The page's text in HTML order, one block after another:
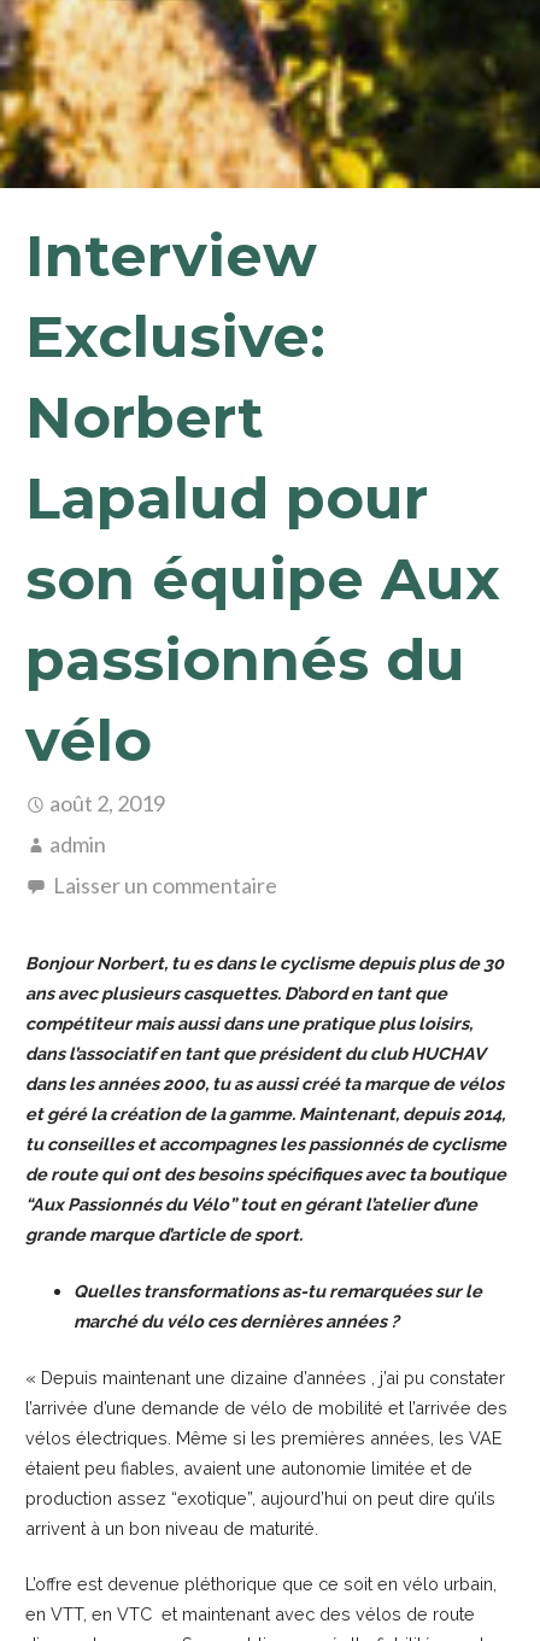
Interview
Exclusive:
Norbert
Lapalud pour
son équipe Aux
passionnés du
vélo
août 2, 2019
admin
Laisser un commentaire
Bonjour Norbert, tu es dans le cyclisme depuis plus de 30
ans avec plusieurs casquettes. D’abord en tant que
compétiteur mais aussi dans une pratique plus loisirs,
dans l’associatif en tant que président du club HUCHAV
dans les années 2000, tu as aussi créé ta marque de vélos
et géré la création de la gamme. Maintenant, depuis 2014,
tu conseilles et accompagnes les passionnés de cyclisme
de route qui ont des besoins spécifiques avec ta boutique
“Aux Passionnés du Vélo” tout en gérant l’atelier d’une
grande marque d’article de sport.
Quelles transformations as-tu remarquées sur le
marché du vélo ces dernières années ?
« Depuis maintenant une dizaine d’années , j’ai pu constater
l’arrivée d’une demande de vélo de mobilité et l’arrivée des
vélos électriques. Même si les premières années, les VAE
étaient peu fiables, avaient une autonomie limitée et de
production assez “exotique”, aujourd’hui on peut dire qu’ils
arrivent à un bon niveau de maturité.
L’offre est devenue pléthorique que ce soit en vélo urbain,
en VTT, en VTC et maintenant avec des vélos de route